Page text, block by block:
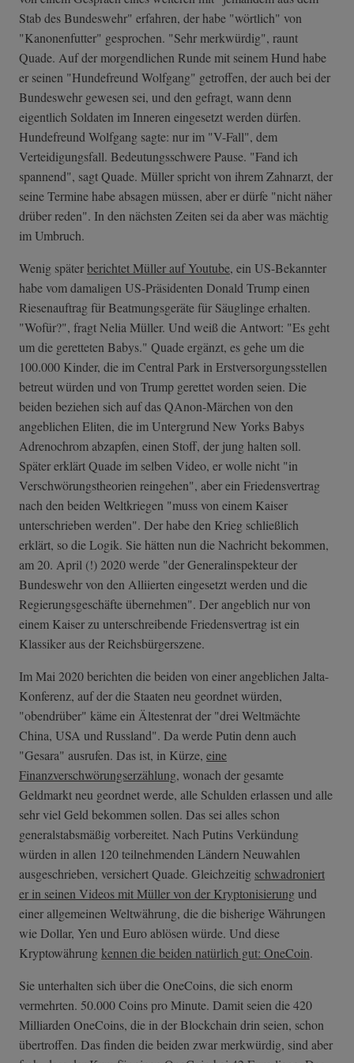
Stab des Bundeswehr" erfahren, der habe "wörtlich" von
"Kanonenfutter" gesprochen. "Sehr merkwürdig", raunt
Quade. Auf der morgendlichen Runde mit seinem Hund habe
er seinen "Hundefreund Wolfgang" getroffen, der auch bei der
Bundeswehr gewesen sei, und den gefragt, wann denn
eigentlich Soldaten im Inneren eingesetzt werden dürfen.
Hundefreund Wolfgang sagte: nur im "V-Fall", dem
Verteidigungsfall. Bedeutungsschwere Pause. "Fand ich
spannend", sagt Quade. Müller spricht von ihrem Zahnarzt, der
seine Termine habe absagen müssen, aber er dürfe "nicht näher
drüber reden". In den nächsten Zeiten sei da aber was mächtig
im Umbruch.
Wenig späterberichtet Müller auf Youtube, ein US-Bekannter
habe vom damaligen US-Präsidenten Donald Trump einen
Riesenauftrag für Beatmungsgeräte für Säuglinge erhalten.
"Wofür?", fragt Nelia Müller. Und weiß die Antwort: "Es geht
um die geretteten Babys." Quade ergänzt, es gehe um die
100.000 Kinder, die im Central Park in Erstversorgungsstellen
betreut würden und von Trump gerettet worden seien. Die
beiden beziehen sich auf das QAnon-Märchen von den
angeblichen Eliten, die im Untergrund New Yorks Babys
Adrenochrom abzapfen, einen Stoff, der jung halten soll.
Später erklärt Quade im selben Video, er wolle nicht "in
Verschwörungstheorien reingehen", aber ein Friedensvertrag
nach den beiden Weltkriegen "muss von einem Kaiser
unterschrieben werden". Der habe den Krieg schließlich
erklärt, so die Logik. Sie hätten nun die Nachricht bekommen,
am 20. April (!) 2020 werde "der Generalinspekteur der
Bundeswehr von den Alliierten eingesetzt werden und die
Regierungsgeschäfte übernehmen". Der angeblich nur von
einem Kaiser zu unterschreibende Friedensvertrag ist ein
Klassiker aus der Reichsbürgerszene.
Im Mai 2020 berichten die beiden von einer angeblichen Jalta-
Konferenz, auf der die Staaten neu geordnet würden,
"obendrüber" käme ein Ältestenrat der "drei Weltmächte
China, USA und Russland". Da werde Putin denn auch
"Gesara" ausrufen. Das ist, in Kürze, eine
Finanzverschwörungserzählung, wonach der gesamte
Geldmarkt neu geordnet werde, alle Schulden erlassen und alle
sehr viel Geld bekommen sollen. Das sei alles schon
generalstabsmäßig vorbereitet. Nach Putins Verkündung
würden in allen 120 teilnehmenden Ländern Neuwahlen
ausgeschrieben, versichert Quade. Gleichzeitig schwadroniert
er in seinen Videos mit Müller von der Kryptonisierungund
einer allgemeinen Weltwährung, die die bisherige Währungen
wie Dollar, Yen und Euro ablösen würde. Und diese
Kryptowährungkennen die beiden natürlich gut: OneCoin.
Sie unterhalten sich über die OneCoins, die sich enorm
vermehrten. 50.000 Coins pro Minute. Damit seien die 420
Milliarden OneCoins, die in der Blockchain drin seien, schon
übertroffen. Das finden die beiden zwar merkwürdig, sind aber